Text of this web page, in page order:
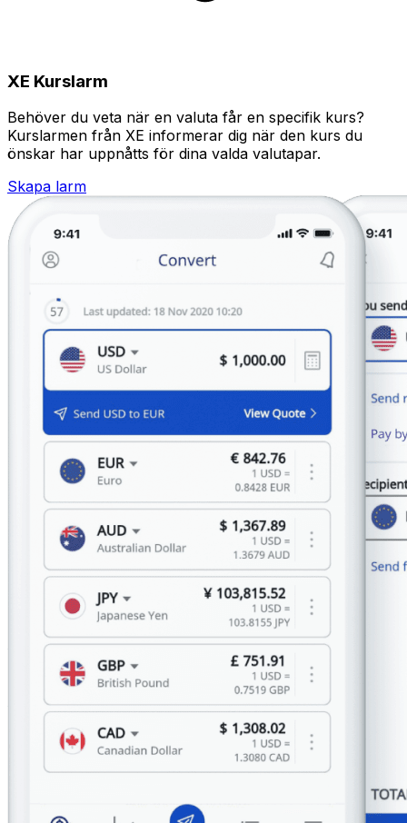
XE Kurslarm
Behöver du veta när en valuta får en specifik kurs?
Kurslarmen från XE informerar dig när den kurs du
önskar har uppnåtts för dina valda valutapar.
Skapa larm